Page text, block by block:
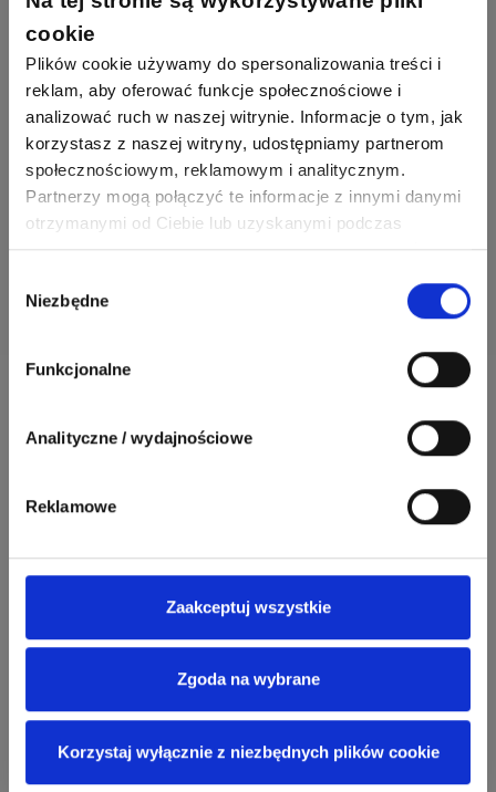
cookie
Plików cookie używamy do spersonalizowania treści i
reklam, aby oferować funkcje społecznościowe i
analizować ruch w naszej witrynie. Informacje o tym, jak
korzystasz z naszej witryny, udostępniamy partnerom
społecznościowym, reklamowym i analitycznym.
Partnerzy mogą połączyć te informacje z innymi danymi
otrzymanymi od Ciebie lub uzyskanymi podczas
korzystania z ich usług. Dzięki Twojej zgodzie możemy
preferencji.
zgody
Niezbędne
Funkcjonalne
Analityczne / wydajnościowe
Reklamowe
Zaakceptuj wszystkie
Zgoda na wybrane
Korzystaj wyłącznie z niezbędnych plików cookie
Zaloguj przez Facebooka
Zaloguj się i zadaj pytanie
Nie masz jeszcze konta?Załóż konto.
Patroni serwisu: